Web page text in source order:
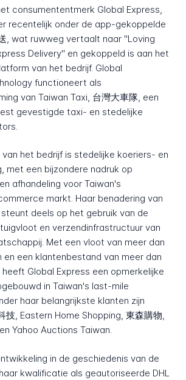
consumententmerk Global Express,
recentelijk onder de app-gekoppelde
, wat ruwweg vertaalt naar "Loving
Delivery" en gekoppeld is aan het
van het bedrijf. Global
functioneert als
van Taiwan Taxi, 台灣大車隊, een
gevestigde taxi- en stedelijke
het bedrijf is stedelijke koeriers- en
met een bijzondere nadruk op
afhandeling voor Taiwan's
markt. Haar benadering van
deels op het gebruik van de
en verzendinfrastructuur van
Met een vloot van meer dan
en een klantenbestand van meer dan
Global Express een opmerkelijke
in Taiwan's last-mile
haar belangrijkste klanten zijn
技, Eastern Home Shopping, 東森購物,
Yahoo Auctions Taiwan.
in de geschiedenis van de
kwalificatie als geautoriseerde DHL